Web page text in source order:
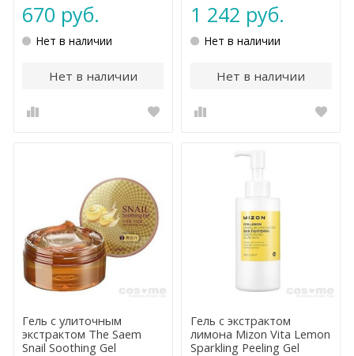
670 руб.
Нет в наличии
Нет в наличии
1 242 руб.
Нет в наличии
Нет в наличии
Гель с улиточным
экстрактом The Saem
Snail Soothing Gel
Гель с экстрактом
лимона Mizon Vita Lemon
Sparkling Peeling Gel